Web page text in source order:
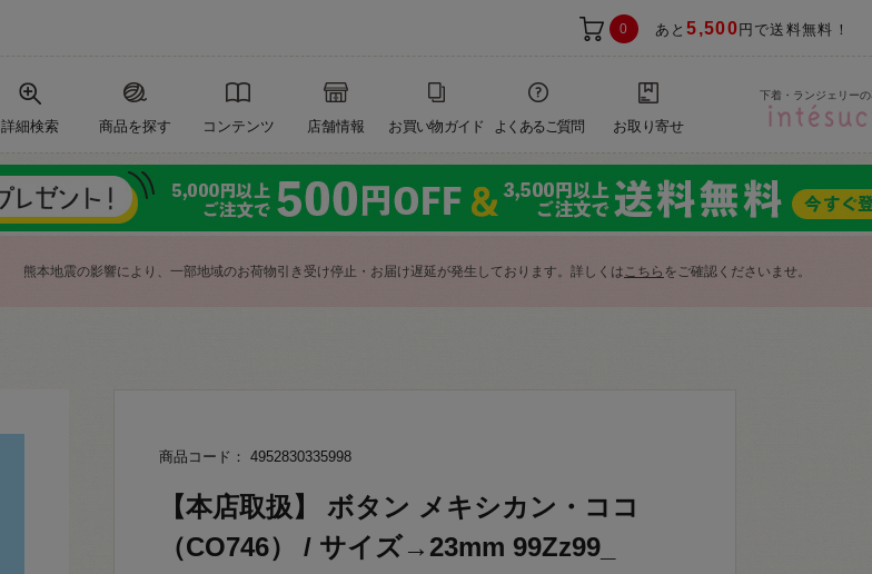
0 あと5,500 円で送料無料！
詳細検索 商品を探す コンテンツ 店舗情報 お買い物ガイド よくあるご質問 お取り寄せ
下着・ランジェリー
熊本地震の影響により、一部地域のお荷物引き受け停止・お届け遅延が発生しております。詳しくはこちら をご確認くださいませ。
商品コード： 4952830335998
【本店取扱】 ボタン メキシカン・ココ
（CO746） / サイズ→23mm 99Zz99_